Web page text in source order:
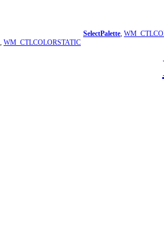
SelectPalette
WM_CTLCOLORSTATIC